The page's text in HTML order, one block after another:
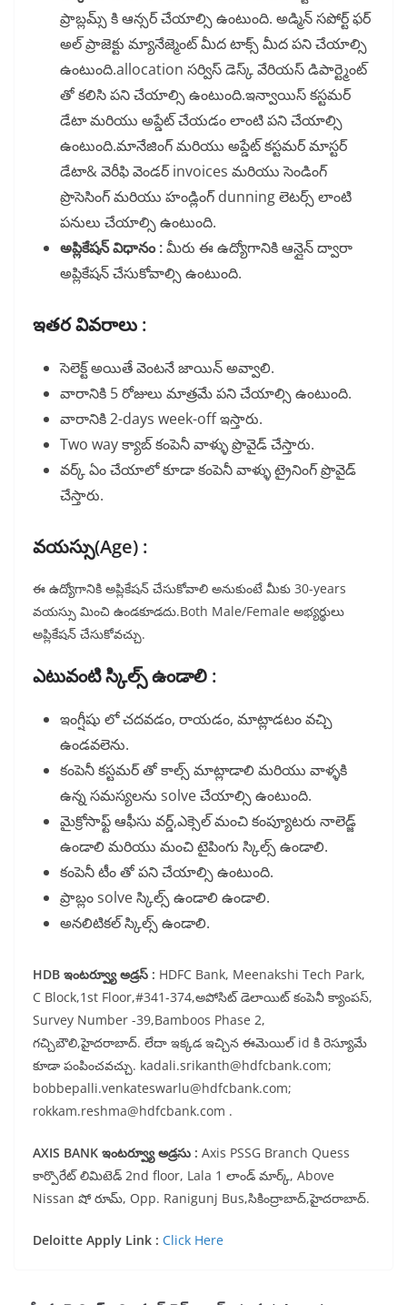
ప్రాబ్లమ్స్ కి ఆన్సర్ చేయాల్సి ఉంటుంది. అడ్మిన్ సపోర్ట్ ఫర్
అల్ ప్రాజెక్టు మ్యానేజ్మెంట్ మీద టాక్స్ మీద పని చేయాల్సి
ఉంటుంది.allocation సర్విస్ డెస్క్ వేరియస్ డిపార్ట్మెంట్
తో కలిసి పని చేయాల్సి ఉంటుంది.ఇన్వాయిస్ కస్టమర్
డేటా మరియు అప్డేట్ చేయడం లాంటి పని చేయాల్సి
ఉంటుంది.మానేజింగ్ మరియు అప్డేట్ కస్టమర్ మాస్టర్
డేటా& వెరీఫి వెండర్ invoices మరియు సెండింగ్
ప్రొసెసింగ్ మరియు హండ్లింగ్ dunning లెటర్స్ లాంటి
పనులు చేయాల్సి ఉంటుంది.
అప్లికేషన్ విధానం :మీరు ఈ ఉద్యోగానికి ఆన్లైన్ ద్వారా
అప్లికేషన్ చేసుకోవాల్సి ఉంటుంది.
ఇతర వివరాలు :
సెలెక్ట్ అయితే వెంటనే జాయిన్ అవ్వాలి.
వారానికి 5 రోజులు మాత్రమే పని చేయాల్సి ఉంటుంది.
వారానికి 2-days week-off ఇస్తారు.
Two way క్యాబ్ కంపెనీ వాళ్ళు ప్రొవైడ్ చేస్తారు.
వర్క్ ఏం చేయాలో కూడా కంపెనీ వాళ్ళు ట్రైనింగ్ ప్రొవైడ్
చేస్తారు.
వయస్సు(Age) :
ఈ ఉద్యోగానికి అప్లికేషన్ చేసుకోవాలి అనుకుంటే మీకు 30-years
వయస్సు మించి ఉండకూడదు.Both Male/Female అభ్యర్థులు
అప్లికేషన్ చేసుకోవచ్చు.
ఎటువంటి స్కిల్స్ ఉండాలి :
ఇంగ్షీషు లో చదవడం, రాయడం, మాట్లాడటం వచ్చి
ఉండవలెను.
కంపెనీ కస్టమర్ తో కాల్స్ మాట్లాడాలి మరియు వాళ్ళకి
ఉన్న సమస్యలను solve చేయాల్సి ఉంటుంది.
మైక్రోసాఫ్ట్ ఆఫీసు వర్డ్,ఎక్సెల్ మంచి కంప్యూటరు నాలెడ్జ్
ఉండాలి మరియు మంచి టైపింగు స్కిల్స్ ఉండాలి.
కంపెనీ టీం తో పని చేయాల్సి ఉంటుంది.
ప్రాబ్లం solve స్కిల్స్ ఉండాలి ఉండాలి.
అనలిటికల్ స్కిల్స్ ఉండాలి.
HDB ఇంటర్వ్యూ అడ్రస్ : HDFC Bank, Meenakshi Tech Park,
C Block,1st Floor,#341-374,అపోసిట్ డెలాయిట్ కంపెనీ క్యాంపస్,
Survey Number -39,Bamboos Phase 2,
గచ్చిబౌలి,హైదరాబాద్. లేదా ఇక్కడ ఇచ్చిన ఈమెయిల్ id కి రెస్యూమే
కూడా పంపించవచ్చు. kadali.srikanth@hdfcbank.com;
bobbepalli.venkateswarlu@hdfcbank.com;
rokkam.reshma@hdfcbank.com .
AXIS BANK ఇంటర్వ్యూ అడ్రసు : Axis PSSG Branch Quess
కార్పొరేట్ లిమిటెడ్ 2nd floor, Lala 1 లాండ్ మార్క్, Above
Nissan షో రూమ్, Opp. Ranigunj Bus,సికింద్రాబాద్,హైదరాబాద్.
Deloitte Apply Link : Click Here